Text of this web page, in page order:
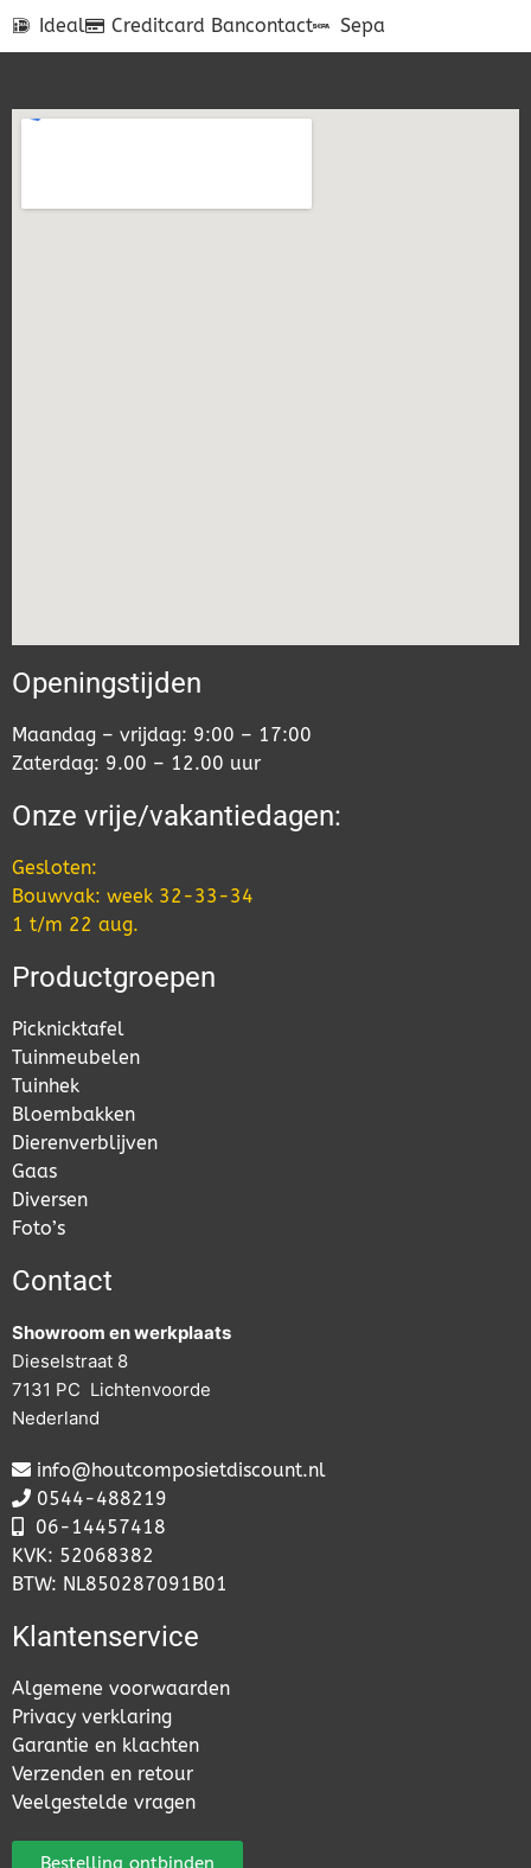
Ideal Creditcard Bancontact Sepa
Openingstijden
Maandag – vrijdag: 9:00 – 17:00
Zaterdag: 9.00 – 12.00 uur
Onze vrije/vakantiedagen:
Gesloten:
Bouwvak: week 32-33-34
1 t/m 22 aug.
Productgroepen
Picknicktafel
Tuinmeubelen
Tuinhek
Bloembakken
Dierenverblijven
Gaas
Diversen
Foto’s
Contact
Showroom en werkplaats
Dieselstraat 8
7131 PC Lichtenvoorde
Nederland
info@houtcomposietdiscount.nl
0544-488219
06- 14457418
KVK: 52068382
BTW: NL850287091B01
Klantenservice
Algemene voorwaarden
Privacy verklaring
Garantie en klachten
Verzenden en retour
Veelgestelde vragen
Bestelling ontbinden